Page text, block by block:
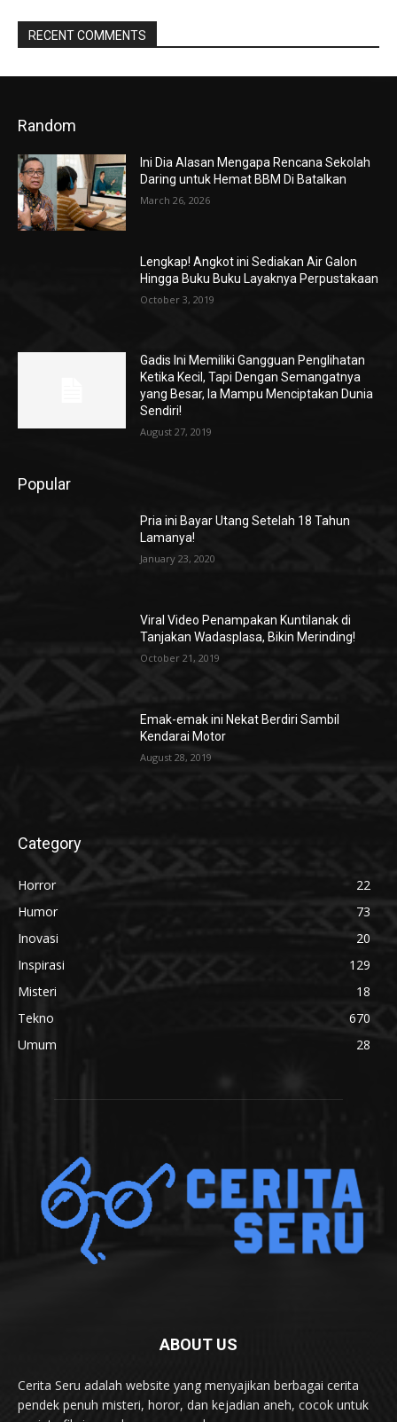
RECENT COMMENTS
Random
Ini Dia Alasan Mengapa Rencana Sekolah
Daring untuk Hemat BBM Di Batalkan
March 26, 2026
Lengkap! Angkot ini Sediakan Air Galon
Hingga Buku Buku Layaknya Perpustakaan
October 3, 2019
Gadis Ini Memiliki Gangguan Penglihatan
Ketika Kecil, Tapi Dengan Semangatnya
yang Besar, Ia Mampu Menciptakan Dunia
Sendiri!
August 27, 2019
Popular
Pria ini Bayar Utang Setelah 18 Tahun
Lamanya!
January 23, 2020
Viral Video Penampakan Kuntilanak di
Tanjakan Wadasplasa, Bikin Merinding!
October 21, 2019
Emak-emak ini Nekat Berdiri Sambil
Kendarai Motor
August 28, 2019
Category
Horror
22
Humor
73
Inovasi
20
Inspirasi
129
Misteri
18
Tekno
670
Umum
28
ABOUT US
Cerita Seru adalah website yang menyajikan berbagai cerita
pendek penuh misteri, horor, dan kejadian aneh, cocok untuk